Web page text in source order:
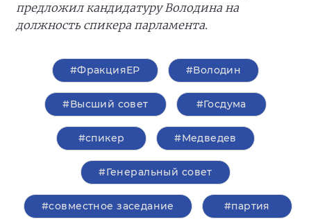
предложил кандидатуру Володина на
должность спикера парламента.
#ФракцияЕР #Володин
#Высший совет #Госдума
#спикер #Медведев
#Генеральный совет
#совместное заседание #партия